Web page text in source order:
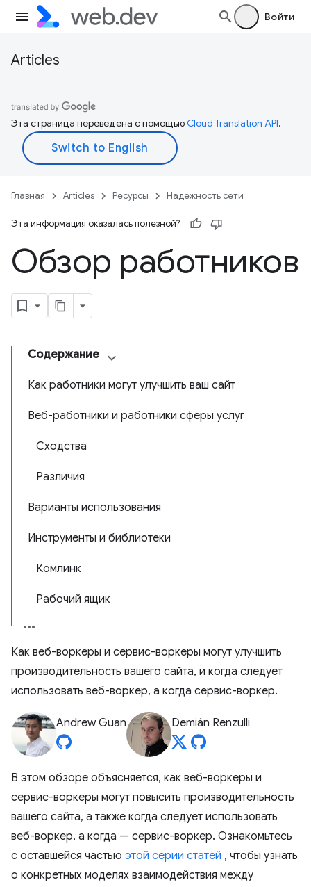
Войти
Articles
Эта страница переведена с помощьюCloud Translation API.
Главная Articles Ресурсы Надежность сети
Эта информация оказалась полезной?
Обзор работников
Содержание
Как работники могут улучшить ваш сайт
Веб-работники и работники сферы услуг
Сходства
Различия
Варианты использования
Инструменты и библиотеки
Комлинк
Рабочий ящик
Как веб-воркеры и сервис-воркеры могут улучшить
производительность вашего сайта, и когда следует
использовать веб-воркер, а когда сервис-воркер.
Andrew Guan Demián Renzulli
В этом обзоре объясняется, как веб-воркеры и
сервис-воркеры могут повысить производительность
вашего сайта, а также когда следует использовать
веб-воркер, а когда — сервис-воркер. Ознакомьтесь
с оставшейся частью этой серии статей , чтобы узнать
о конкретных моделях взаимодействия между